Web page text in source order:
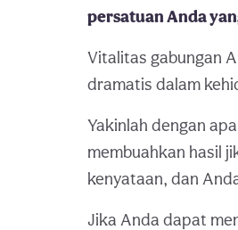
persatuan Anda
Vitalitas gabungan
dramatis dalam
Yakinlah dengan
membuahkan hasil
kenyataan, dan
Jika Anda dapat